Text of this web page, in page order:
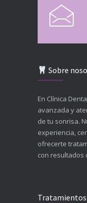
Sobre
En Clínica
avanzada y
de tu sonrisa.
experiencia,
ofrecerte
con resultados
Tratamientos